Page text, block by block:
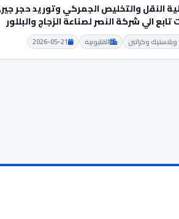
النقل والتخليص الجمركي وتوريد حجر
الي شركة النصر لصناعة الزجاج والبللور
وكراتين القليوبية 2026-05-21